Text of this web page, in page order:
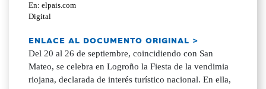
En: elpais.com
Digital
ENLACE AL DOCUMENTO ORIGINAL >
Del 20 al 26 de septiembre, coincidiendo con San
Mateo, se celebra en Logroño la Fiesta de la vendimia
riojana, declarada de interés turístico nacional. En ella,